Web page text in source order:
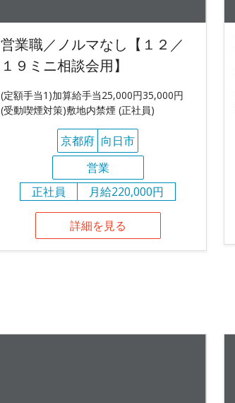
営業職／ノルマなし【１２／
１９ミニ相談会用】
(定額手当1)加算給手当25,000円35,000円
(受動喫煙対策)敷地内禁煙 (正社員)
京都府 向日市
営業
正社員
月給220,000円
詳細を見る